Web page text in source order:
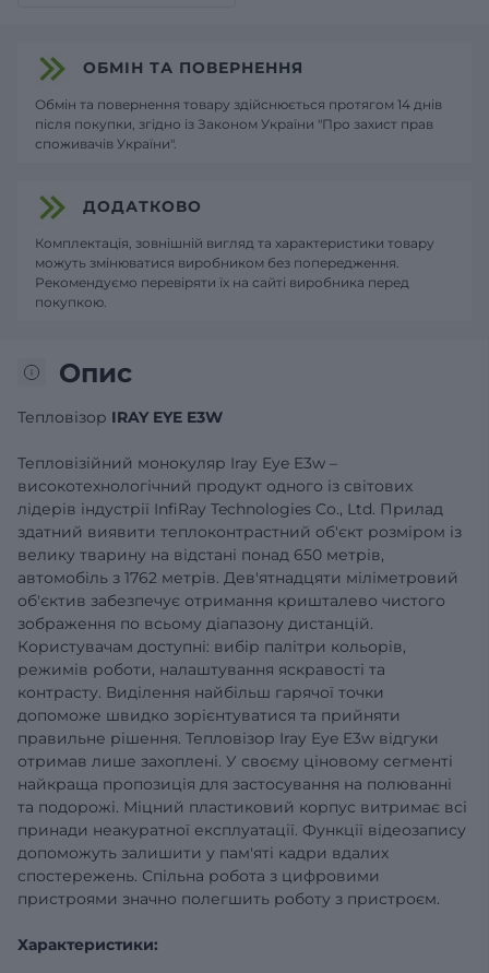
Опис
Тепловізор IRAY EYE E3W
Тепловізійний монокуляр Iray Eye E3w –
високотехнологічний продукт одного із світових
лідерів індустрії InfiRay Technologies Co., Ltd. Прилад
здатний виявити теплоконтрастний об'єкт розміром із
велику тварину на відстані понад 650 метрів,
автомобіль з 1762 метрів. Дев'ятнадцяти міліметровий
об'єктив забезпечує отримання кришталево чистого
зображення по всьому діапазону дистанцій.
Користувачам доступні: вибір палітри кольорів,
режимів роботи, налаштування яскравості та
контрасту. Виділення найбільш гарячої точки
допоможе швидко зорієнтуватися та прийняти
правильне рішення. Тепловізор Iray Eye E3w відгуки
отримав лише захоплені. У своєму ціновому сегменті
найкраща пропозиція для застосування на полюванні
та подорожі. Міцний пластиковий корпус витримає всі
принади неакуратної експлуатації. Функції відеозапису
допоможуть залишити у пам'яті кадри вдалих
спостережень. Спільна робота з цифровими
пристроями значно полегшить роботу з пристроєм.
Характеристики:
ОБМІН ТА ПОВЕРНЕННЯ
Обмін та повернення товару здійснюється протягом 14 днів
після покупки, згідно із Законом України "Про захист прав
споживачів України".
ДОДАТКОВО
Комплектація, зовнішній вигляд та характеристики товару
можуть змінюватися виробником без попередження.
Рекомендуємо перевіряти їх на сайті виробника перед
покупкою.